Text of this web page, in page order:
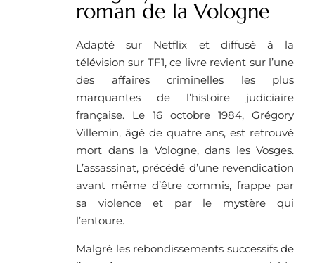
roman de la Vologne
Adapté sur Netflix et diffusé à la
télévision sur TF1, ce livre revient sur l’une
des affaires criminelles les plus
marquantes de l’histoire judiciaire
française. Le 16 octobre 1984, Grégory
Villemin, âgé de quatre ans, est retrouvé
mort dans la Vologne, dans les Vosges.
L’assassinat, précédé d’une revendication
avant même d’être commis, frappe par
sa violence et par le mystère qui
l’entoure.
Malgré les rebondissements successifs de